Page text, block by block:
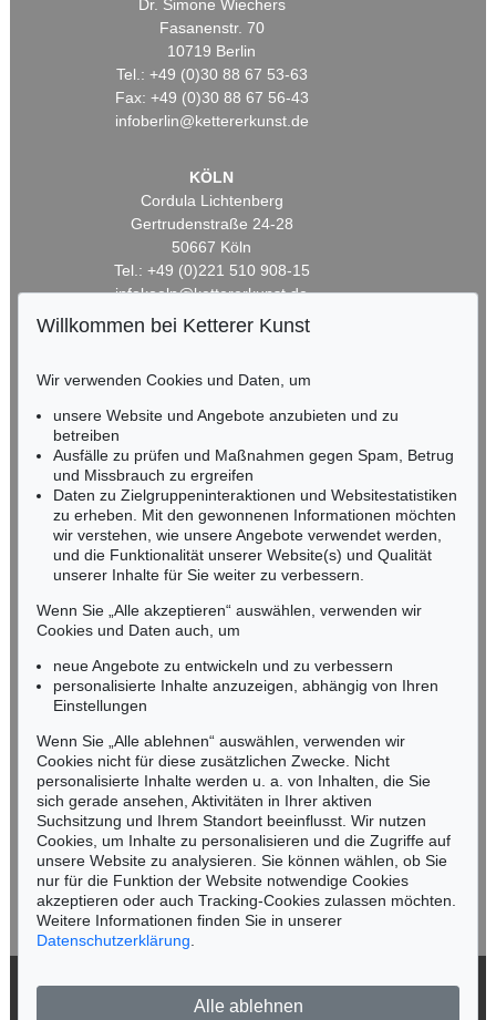
Dr. Simone Wiechers
Fasanenstr. 70
10719 Berlin
Tel.: +49 (0)30 88 67 53-63
Fax: +49 (0)30 88 67 56-43
infoberlin@kettererkunst.de
KÖLN
Cordula Lichtenberg
Gertrudenstraße 24-28
50667 Köln
Tel.: +49 (0)221 510 908-15
infokoeln@kettererkunst.de
HESSEN
Miriam Heß
Tel.: +49 (0)62 21 58 80-038
Fax: +49 (0)62 21 58 80-595
infoheidelberg@kettererkunst.de
NORDDEUTSCHLAND
Nico Kassel, M.A.
Mobil: +49 (0)171 8618661
n.kassel@kettererkunst.de
Keine Auktion mehr verpassen!
Wir informieren Sie rechtzeitig.
Jetzt zum Newsletter anmelden >
Willkommen bei Ketterer Kunst
Wir verwenden Cookies und Daten, um
unsere Website und Angebote anzubieten und zu
betreiben
Ausfälle zu prüfen und Maßnahmen gegen Spam, Betrug
und Missbrauch zu ergreifen
Daten zu Zielgruppeninteraktionen und Websitestatistiken
zu erheben. Mit den gewonnenen Informationen möchten
wir verstehen, wie unsere Angebote verwendet werden,
und die Funktionalität unserer Website(s) und Qualität
unserer Inhalte für Sie weiter zu verbessern.
Wenn Sie „Alle akzeptieren“ auswählen, verwenden wir
Cookies und Daten auch, um
neue Angebote zu entwickeln und zu verbessern
personalisierte Inhalte anzuzeigen, abhängig von Ihren
Einstellungen
Wenn Sie „Alle ablehnen“ auswählen, verwenden wir
Cookies nicht für diese zusätzlichen Zwecke. Nicht
personalisierte Inhalte werden u. a. von Inhalten, die Sie
sich gerade ansehen, Aktivitäten in Ihrer aktiven
Suchsitzung und Ihrem Standort beeinflusst. Wir nutzen
Cookies, um Inhalte zu personalisieren und die Zugriffe auf
unsere Website zu analysieren. Sie können wählen, ob Sie
nur für die Funktion der Website notwendige Cookies
akzeptieren oder auch Tracking-Cookies zulassen möchten.
Weitere Informationen finden Sie in unserer
Datenschutzerklärung
Alle ablehnen